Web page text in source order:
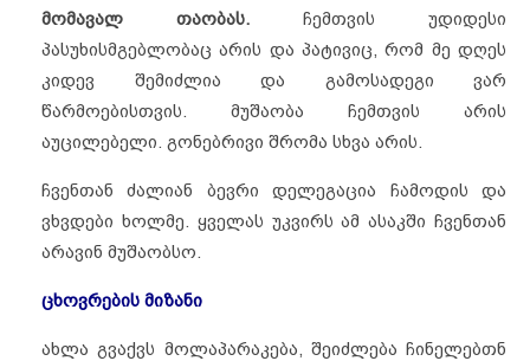
მომავალ
თაობას. ჩემთვის უდიდესი
პასუხისმგებლობაც არის და პატივიც, რომ მე დღეს
კიდევ შემიძლია და გამოსადეგი ვარ
წარმოებისთვის. მუშაობა ჩემთვის არის
აუცილებელი. გონებრივი შრომა სხვა არის.
ჩვენთან ძალიან ბევრი დელეგაცია ჩამოდის და
ვხვდები ხოლმე. ყველას უკვირს ამ ასაკში ჩვენთან
არავინ მუშაობსო.
ცხოვრების მიზანი
ახლა გვაქვს მოლაპარაკება, შეიძლება ჩინელებთნ